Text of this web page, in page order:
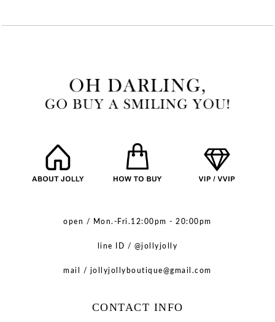
open / Mon.-Fri.12:00pm - 20:00pm
line ID / @jollyjolly
mail / jollyjollyboutique@gmail.com
CONTACT INFO